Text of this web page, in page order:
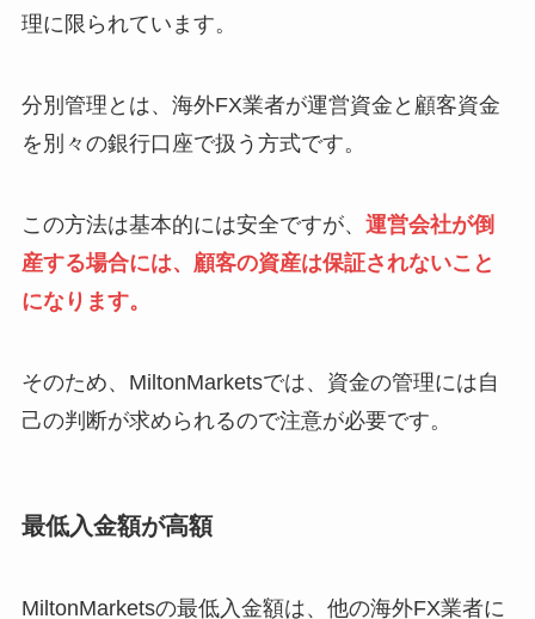
理に限られています。
分別管理とは、海外FX業者が運営資金と顧客資金
を別々の銀行口座で扱う方式です。
この方法は基本的には安全ですが、 運営会社が倒
産する場合には、顧客の資産は保証されないこと
になります。
そのため、MiltonMarketsでは、資金の管理には自
己の判断が求められるので注意が必要です。
最低入金額が高額
MiltonMarketsの最低入金額は、他の海外FX業者に